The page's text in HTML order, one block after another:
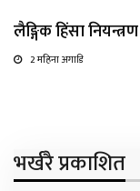
लैङ्गिक हिंसा
2 महिना अगाडि
भर्खरै प्रकाशित